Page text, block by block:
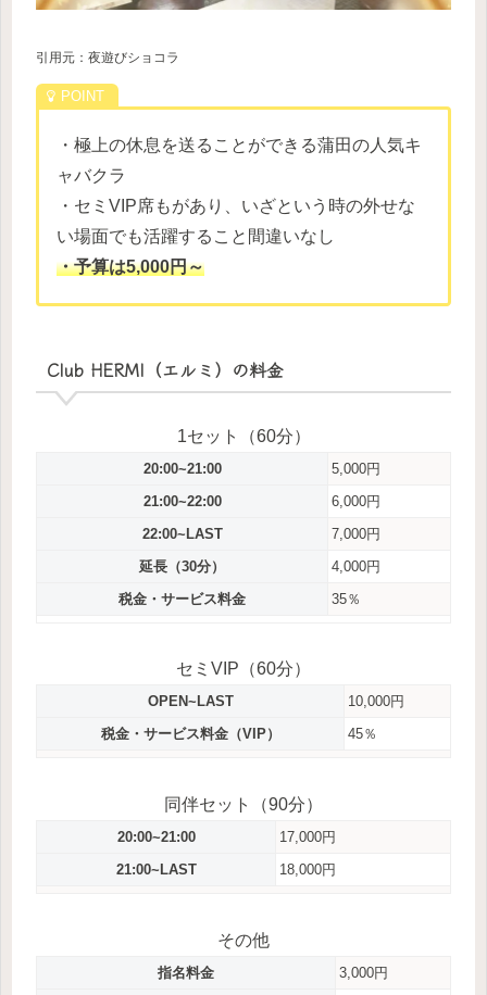
引用元：夜遊びショコラ
・極上の休息を送ることができる蒲田の人気キ
ャバクラ
・セミVIP席もがあり、いざという時の外せな
い場面でも活躍すること間違いなし
・予算は5,000円～
Club HERMI（エルミ）の料金
1セット（60分）
20:00~21:00
5,000円
21:00~22:00
6,000円
22:00~LAST
7,000円
延長（30分）
4,000円
税金・サービス料金
35％
セミVIP（60分）
OPEN~LAST
10,000円
税金・サービス料金（VIP）
45％
同伴セット（90分）
20:00~21:00
17,000円
21:00~LAST
18,000円
その他
指名料金
3,000円